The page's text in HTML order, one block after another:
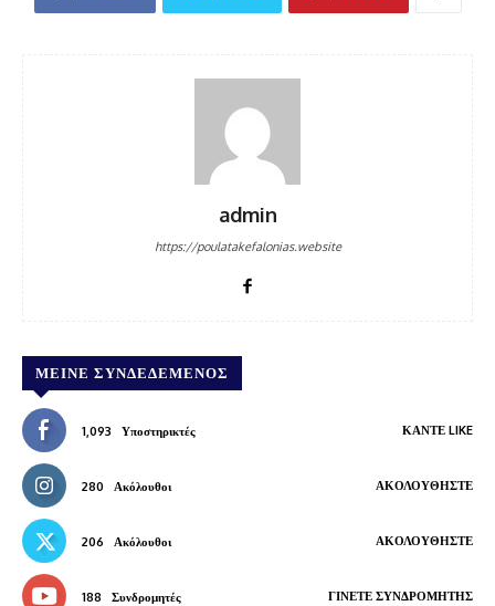
admin
https://poulatakefalonias.website
ΜΕΊΝΕ ΣΥΝΔΕΔΕΜΈΝΟΣ
1,093 Υποστηρικτές ΚΆΝΤΕ LIKE
280 Ακόλουθοι ΑΚΟΛΟΥΘΉΣΤΕ
206 Ακόλουθοι ΑΚΟΛΟΥΘΉΣΤΕ
188 Συνδρομητές ΓΊΝΕΤΕ ΣΥΝΔΡΟΜΗΤΉΣ